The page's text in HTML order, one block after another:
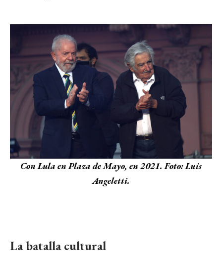
Con Lula en Plaza de Mayo, en 2021. Foto: Luis
Angeletti.
La batalla cultural